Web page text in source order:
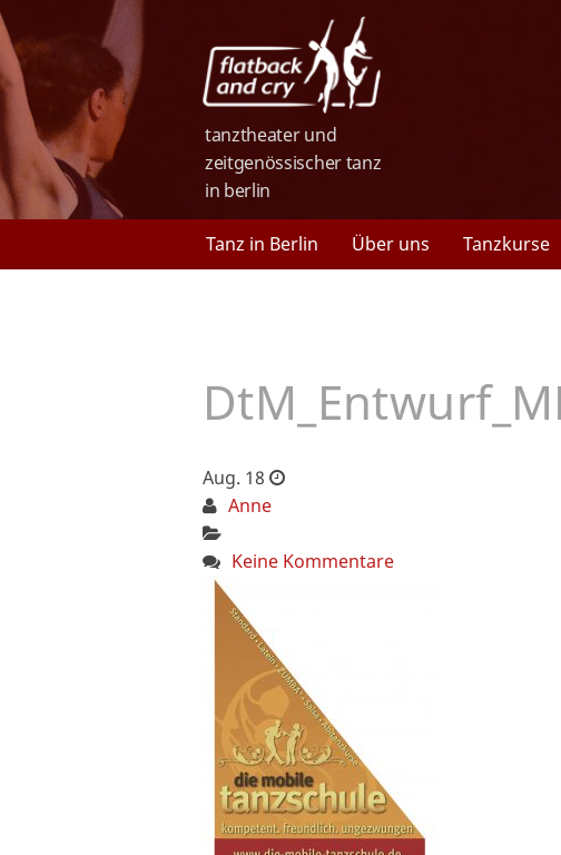
tanztheater und
zeitgenössischer tanz
in berlin
Tanz in Berlin Über uns Tanzkurse
Aug. 18
Anne
Keine Kommentare